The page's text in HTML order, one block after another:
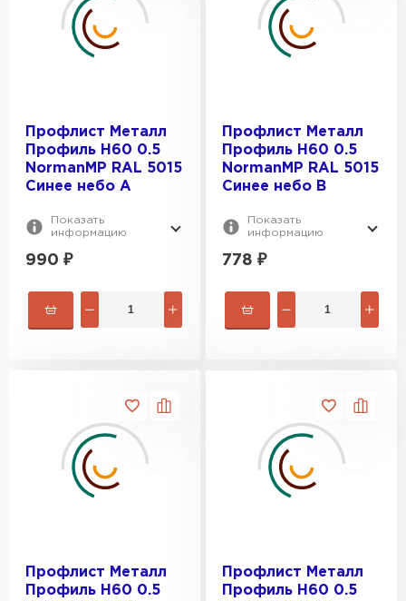
Профлист Металл
Профиль Н60 0.5
NormanMP RAL 5015
Синее небо A
Показать
информацию
990 ₽
Профлист Металл
Профиль Н60 0.5
NormanMP RAL 5015
Синее небо B
Показать
информацию
778 ₽
Профлист Металл
Профиль Н60 0.5
Профлист Металл
Профиль Н60 0.5